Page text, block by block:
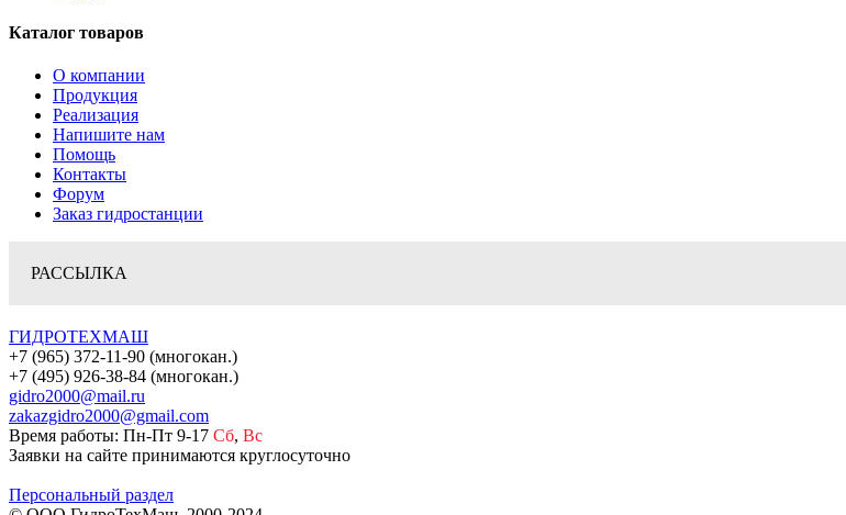
Каталог товаров
О компании
Продукция
Реализация
Напишите нам
Помощь
Контакты
Форум
Заказ гидростанции
РАССЫЛКА
ГИДРОТЕХМАШ
+7 (965) 372-11-90 (многокан.)
+7 (495) 926-38-84 (многокан.)
gidro2000@mail.ru
zakazgidro2000@gmail.com
Время работы: Пн-Пт 9-17 Сб, Вс
Заявки на сайте принимаются круглосуточно
Персональный раздел